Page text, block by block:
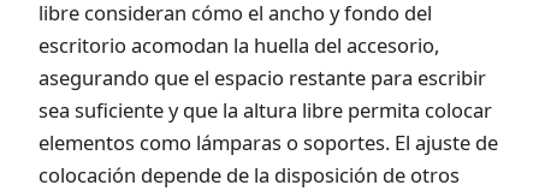
libre consideran cómo el ancho y fondo del
escritorio acomodan la huella del accesorio,
asegurando que el espacio restante para escribir
sea suficiente y que la altura libre permita colocar
elementos como lámparas o soportes. El ajuste de
colocación depende de la disposición de otros